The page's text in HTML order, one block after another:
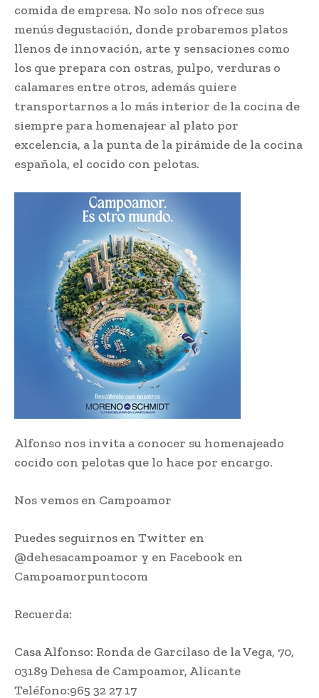
comida de empresa. No solo nos ofrece sus
menús degustación, donde probaremos platos
llenos de innovación, arte y sensaciones como
los que prepara con ostras, pulpo, verduras o
calamares entre otros, además quiere
transportarnos a lo más interior de la cocina de
siempre para homenajear al plato por
excelencia, a la punta de la pirámide de la cocina
española, el cocido con pelotas.
Alfonso nos invita a conocer su homenajeado
cocido con pelotas que lo hace por encargo.
Nos vemos en Campoamor
Puedes seguirnos en Twitter en
@dehesacampoamor y en Facebook en
Campoamorpuntocom
Recuerda:
Casa Alfonso: Ronda de Garcilaso de la Vega, 70,
03189 Dehesa de Campoamor, Alicante
Teléfono:965 32 27 17